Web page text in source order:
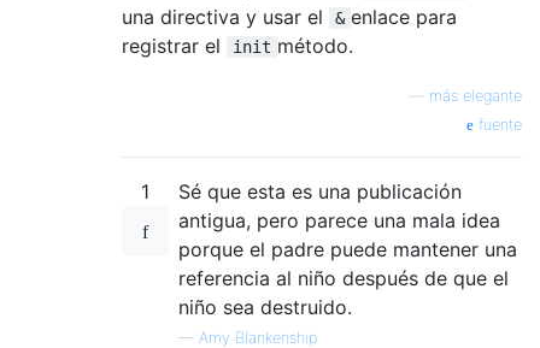
una directiva y usar el
& enlace para
registrar el
init método.
más elegante
fuente
1
Sé que esta es una publicación
antigua, pero parece una mala idea
porque el padre puede mantener una
referencia al niño después de que el
niño sea destruido.
— Amy Blankenship